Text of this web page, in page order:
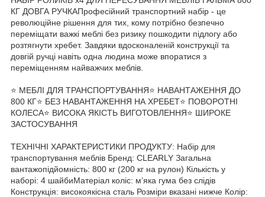
КГ ДОВГА РУЧКАПрофесійний транспортний набір - це
революційне рішення для тих, кому потрібно безпечно
переміщати важкі меблі без ризику пошкодити підлогу або
розтягнути хребет. Завдяки вдосконаленій конструкції та
довгій ручці навіть одна людина може впоратися з
переміщенням найважчих меблів.
⭐ МЕБЛІ ДЛЯ ТРАНСПОРТУВАННЯ⭐ НАВАНТАЖЕННЯ ДО
800 КГ⭐ БЕЗ НАВАНТАЖЕННЯ НА ХРЕБЕТ⭐ ПОВОРОТНІ
КОЛЕСА⭐ ВИСОКА ЯКІСТЬ ВИГОТОВЛЕННЯ⭐ ШИРОКЕ
ЗАСТОСУВАННЯ
ТЕХНІЧНІ ХАРАКТЕРИСТИКИ ПРОДУКТУ: Набір для
транспортування меблів Бренд: CLEARLY Загальна
вантажопідйомність: 800 кг (200 кг на рулон) Кількість у
наборі: 4 шайбиМатеріал коліс: м’яка гума без слідів
Конструкція: високоякісна сталь Розміри вказані нижче Колір: